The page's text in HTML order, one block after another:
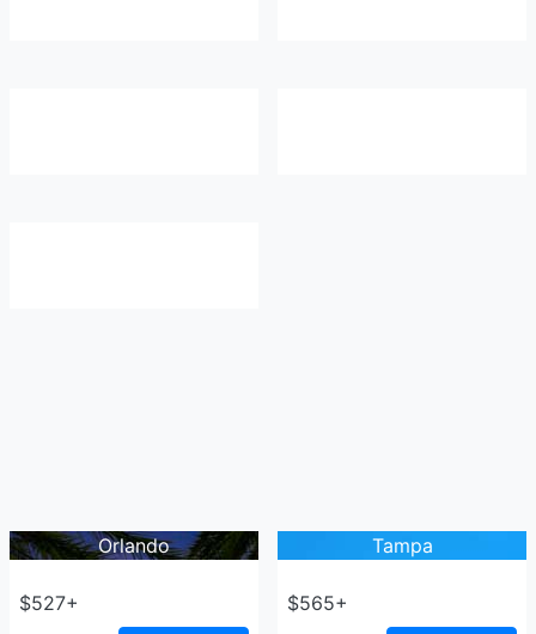
Orlando
$527+
Tampa
$565+